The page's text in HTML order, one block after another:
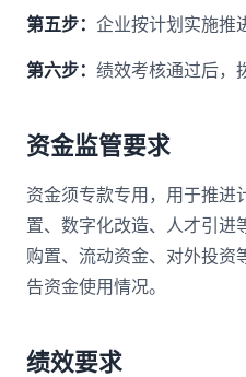
第五步： 企业按计划实施推
第六步： 绩效考核通过后，
资金监管要求
资金须专款专用，用于推进
置、数字化改造、人才引进
购置、流动资金、对外投资
告资金使用情况。
绩效要求